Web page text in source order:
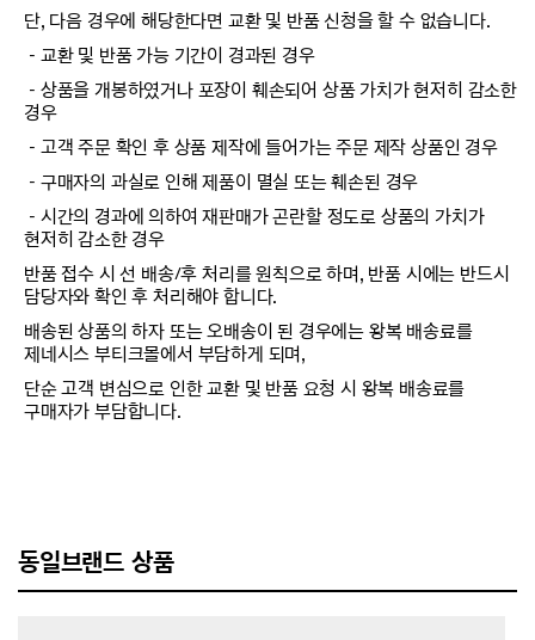
단, 다음 경우에 해당한다면 교환 및 반품 신청을 할 수 없습니다.
－교환 및 반품 가능 기간이 경과된 경우
－상품을 개봉하였거나 포장이 훼손되어 상품 가치가 현저히 감소한
경우
－고객 주문 확인 후 상품 제작에 들어가는 주문 제작 상품인 경우
－구매자의 과실로 인해 제품이 멸실 또는 훼손된 경우
－시간의 경과에 의하여 재판매가 곤란할 정도로 상품의 가치가
현저히 감소한 경우
반품 접수 시 선 배송/후 처리를 원칙으로 하며, 반품 시에는 반드시
담당자와 확인 후 처리해야 합니다.
배송된 상품의 하자 또는 오배송이 된 경우에는 왕복 배송료를
제네시스 부티크몰에서 부담하게 되며,
단순 고객 변심으로 인한 교환 및 반품 요청 시 왕복 배송료를
구매자가 부담합니다.
동일브랜드 상품